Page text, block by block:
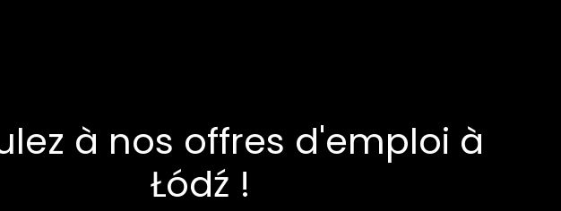
à nos offres d'emploi à
Łódź !